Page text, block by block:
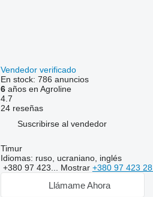
Vendedor verificado
En stock: 786 anuncios
6años en Agroline
4.7
24 reseñas
Suscribirse al vendedor
Timur
Idiomas: ruso, ucraniano, inglés
+380 97 423... Mostrar +380 97 423
Llámame Ahora